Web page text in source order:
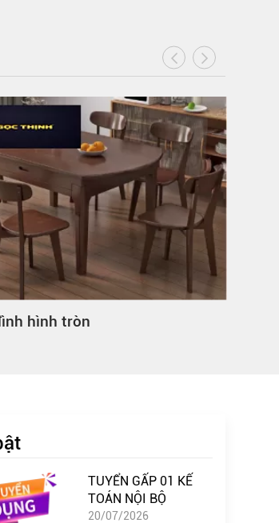
hình tròn
TUYỂN GẤP 01 KẾ
TOÁN NỘI BỘ
20/07/2026